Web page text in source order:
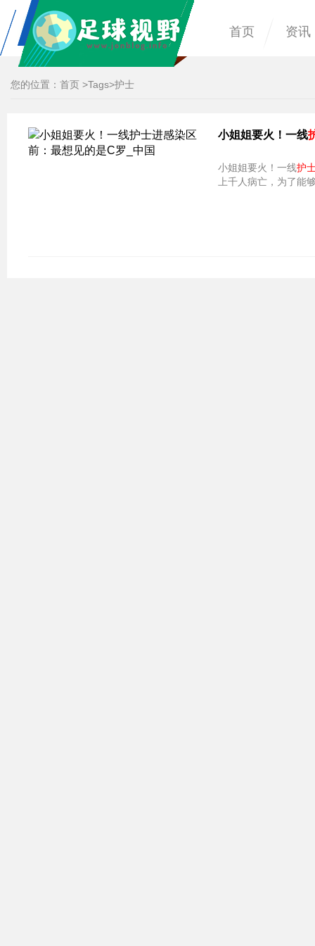
首页 资讯
您的位置： 首页 >Tags>护士
小姐姐要火！一线
小姐姐要火！一线护
上千人病亡，为了能